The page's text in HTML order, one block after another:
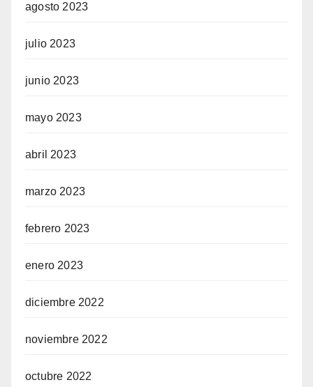
agosto 2023
julio 2023
junio 2023
mayo 2023
abril 2023
marzo 2023
febrero 2023
enero 2023
diciembre 2022
noviembre 2022
octubre 2022